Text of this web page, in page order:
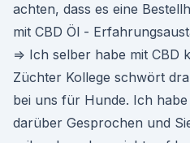
achten, dass es eine
mit CBD Öl -
⇒ Ich selber habe mit CBD
Züchter Kollege schwört
bei uns für Hunde. Ich
darüber Gesprochen und